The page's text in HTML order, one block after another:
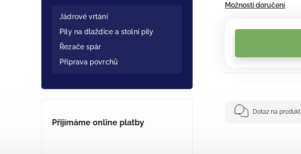
Jádrové vrtání
Pily na dlaždice a stolní pily
Řezače spár
Příprava povrchů
Přijímáme online platby
Možnosti doručení
Dotaz na produkt